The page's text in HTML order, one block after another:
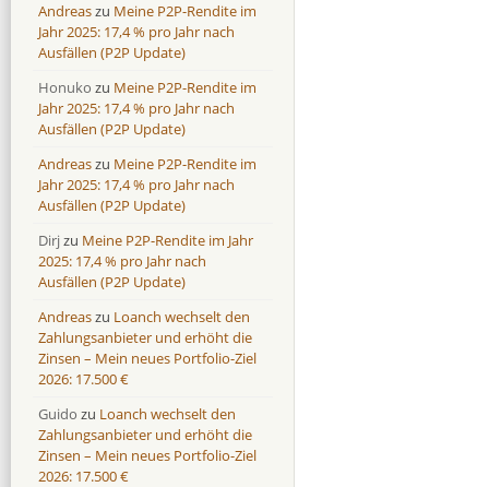
Andreaszu Meine P2P-Rendite im
Jahr 2025: 17,4 % pro Jahr nach
Ausfällen (P2P Update)
Honuko zu Meine P2P-Rendite im
Jahr 2025: 17,4 % pro Jahr nach
Ausfällen (P2P Update)
Andreaszu Meine P2P-Rendite im
Jahr 2025: 17,4 % pro Jahr nach
Ausfällen (P2P Update)
Dirjzu Meine P2P-Rendite im Jahr
2025: 17,4 % pro Jahr nach
Ausfällen (P2P Update)
Andreaszu Loanch wechselt den
Zahlungsanbieter und erhöht die
Zinsen – Mein neues Portfolio-Ziel
2026: 17.500 €
Guido zu Loanch wechselt den
Zahlungsanbieter und erhöht die
Zinsen – Mein neues Portfolio-Ziel
2026: 17.500 €